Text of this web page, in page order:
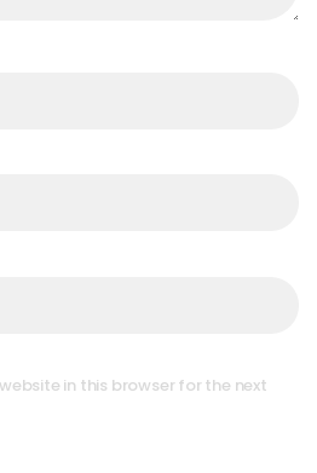
in this browser for the next